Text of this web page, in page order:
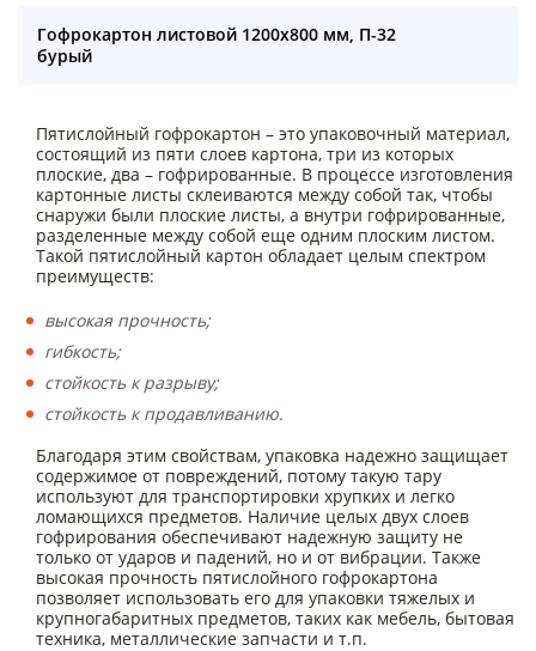
Гофрокартон листовой 1200х800 мм, П-32
бурый
Пятислойный гофрокартон – это упаковочный материал,
состоящий из пяти слоев картона, три из которых
плоские, два – гофрированные. В процессе изготовления
картонные листы склеиваются между собой так, чтобы
снаружи были плоские листы, а внутри гофрированные,
разделенные между собой еще одним плоским листом.
Такой пятислойный картон обладает целым спектром
преимуществ:
высокая прочность;
гибкость;
стойкость к разрыву;
стойкость к продавливанию.
Благодаря этим свойствам, упаковка надежно защищает
содержимое от повреждений, потому такую тару
используют для транспортировки хрупких и легко
ломающихся предметов. Наличие целых двух слоев
гофрирования обеспечивают надежную защиту не
только от ударов и падений, но и от вибрации. Также
высокая прочность пятислойного гофрокартона
позволяет использовать его для упаковки тяжелых и
крупногабаритных предметов, таких как мебель, бытовая
техника, металлические запчасти и т.п.